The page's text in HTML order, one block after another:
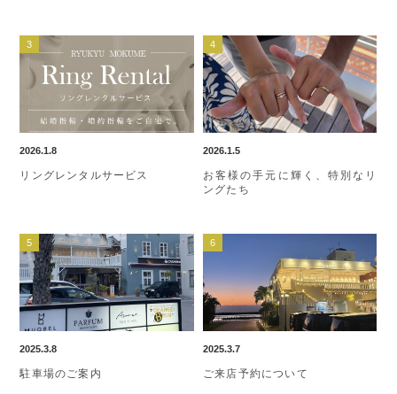
2026.1.8
リングレンタルサービス
2026.1.5
お客様の手元に輝く、特別なリ
ングたち
2025.3.8
駐車場のご案内
2025.3.7
ご来店予約について